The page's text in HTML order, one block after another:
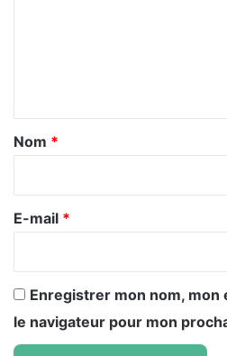
a
r
e
Nom *
E-mail *
Enregistrer mon nom, mon
le navigateur pour mon